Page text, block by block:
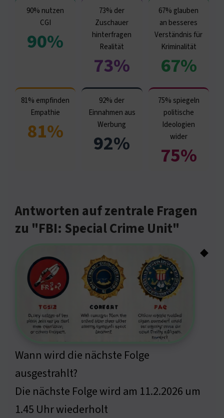
90% nutzen
CGI
90%
73% der
Zuschauer
hinterfragen
Realität
73%
67% glauben
an besseres
Verständnis für
Kriminalität
67%
81% empfinden
Empathie
81%
92% der
Einnahmen aus
Werbung
92%
75% spiegeln
politische
Ideologien
wider
75%
Antworten auf zentrale Fragen
zu "FBI: Special Crime Unit"
◆
Wann wird die nächste Folge
ausgestrahlt?
Die nächste Folge wird am 11.2.2026 um
1.45 Uhr wiederholt